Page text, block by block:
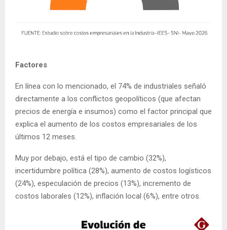
Factores
En línea con lo mencionado, el 74% de industriales señaló
directamente a los conflictos geopolíticos (que afectan
precios de energía e insumos) como el factor principal que
explica el aumento de los costos empresariales de los
últimos 12 meses.
Muy por debajo, está el tipo de cambio (32%),
incertidumbre política (28%), aumento de costos logísticos
(24%), especulación de precios (13%), incremento de
costos laborales (12%), inflación local (6%), entre otros.